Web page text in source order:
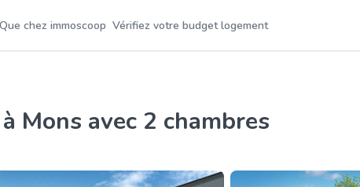
Que chez immoscoop Vérifiez votre budget logement
Mons avec 2 chambres